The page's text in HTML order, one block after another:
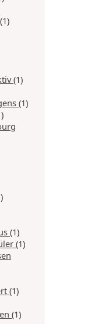
(1)
(1)
(1)
(1)
(1)
(1)
(1)